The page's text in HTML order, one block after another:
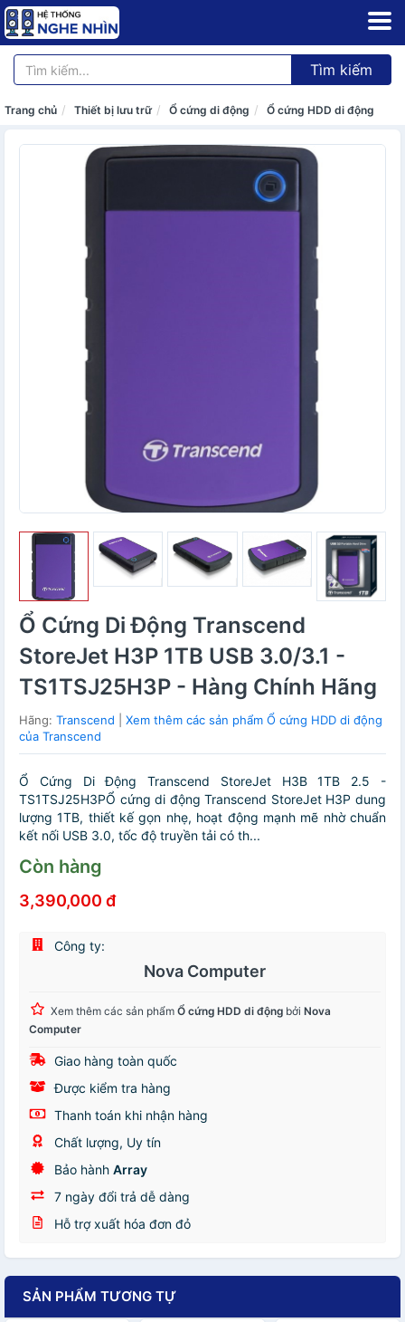
Tìm kiếm
Trang chủ Thiết bị lưu trữ Ổ cứng di động Ổ cứng HDD di động
Ổ Cứng Di Động Transcend
StoreJet H3P 1TB USB 3.0/3.1 -
TS1TSJ25H3P - Hàng Chính Hãng
Hãng: Transcend
Xem thêm các sản phẩm Ổ cứng HDD di động
của Transcend
Ổ Cứng Di Động Transcend StoreJet H3B 1TB 2.5 -
TS1TSJ25H3PỔ cứng di động Transcend StoreJet H3P dung
lượng 1TB, thiết kế gọn nhẹ, hoạt động mạnh mẽ nhờ chuẩn
kết nối USB 3.0, tốc độ truyền tải có th...
Còn hàng
3,390,000 đ
Công ty:
Nova Computer
Xem thêm các sản phẩm Ổ cứng HDD di động bởi Nova
Computer
Giao hàng toàn quốc
Được kiểm tra hàng
Thanh toán khi nhận hàng
Chất lượng, Uy tín
Bảo hành Array
7 ngày đổi trả dễ dàng
Hỗ trợ xuất hóa đơn đỏ
SẢN PHẨM TƯƠNG TỰ